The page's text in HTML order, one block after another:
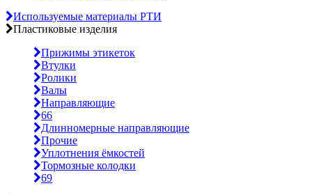
Используемые материалы РТИ
Пластиковые изделия
Прижимы этикеток
Втулки
Ролики
Валы
Направляющие
66
Длинномерные направляющие
Прочие
Уплотнения ёмкостей
Тормозные колодки
69